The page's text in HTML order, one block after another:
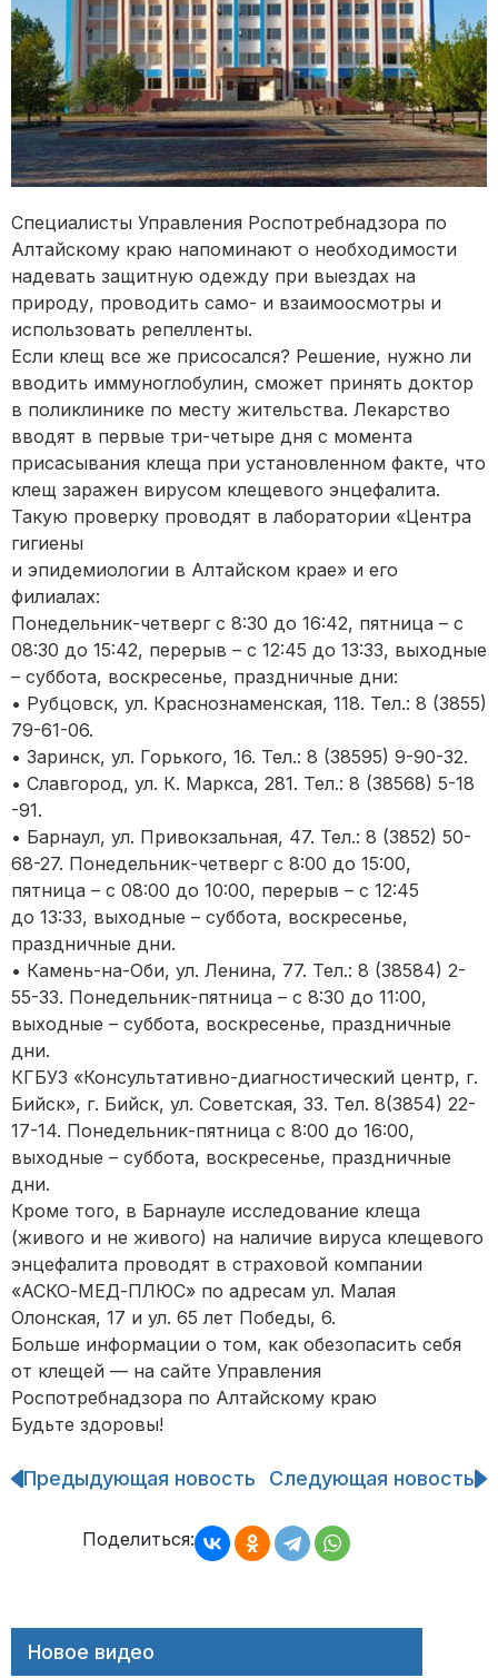
Специалисты Управления Роспотребнадзора по
Алтайскому краю напоминают о необходимости
надевать защитную одежду при выездах на
природу, проводить само- и взаимоосмотры и
использовать репелленты.
Если клещ все же присосался? Решение, нужно ли
вводить иммуноглобулин, сможет принять доктор
в поликлинике по месту жительства. Лекарство
вводят в первые три-четыре дня с момента
присасывания клеща при установленном факте, что
клещ заражен вирусом клещевого энцефалита.
Такую проверку проводят в лаборатории «Центра
гигиены
и эпидемиологии в Алтайском крае» и его
филиалах:
Понедельник-четверг с 8:30 до 16:42, пятница – с
08:30 до 15:42, перерыв – с 12:45 до 13:33, выходные
– суббота, воскресенье, праздничные дни:
• Рубцовск, ул. Краснознаменская, 118. Тел.: 8 (3855)
79-61-06.
• Заринск, ул. Горького, 16. Тел.: 8 (38595) 9-90-32.
• Славгород, ул. К. Маркса, 281. Тел.: 8 (38568) 5-18
-91.
• Барнаул, ул. Привокзальная, 47. Тел.: 8 (3852) 50-
68-27. Понедельник-четверг с 8:00 до 15:00,
пятница – с 08:00 до 10:00, перерыв – с 12:45
до 13:33, выходные – суббота, воскресенье,
праздничные дни.
• Камень-на-Оби, ул. Ленина, 77. Тел.: 8 (38584) 2-
55-33. Понедельник-пятница – с 8:30 до 11:00,
выходные – суббота, воскресенье, праздничные
дни.
КГБУЗ «Консультативно-диагностический центр, г.
Бийск», г. Бийск, ул. Советская, 33. Тел. 8(3854) 22-
17-14. Понедельник-пятница с 8:00 до 16:00,
выходные – суббота, воскресенье, праздничные
дни.
Кроме того, в Барнауле исследование клеща
(живого и не живого) на наличие вируса клещевого
энцефалита проводят в страховой компании
«АСКО-МЕД-ПЛЮС» по адресам ул. Малая
Олонская, 17 и ул. 65 лет Победы, 6.
Больше информации о том, как обезопасить себя
от клещей — на сайте Управления
Роспотребнадзора по Алтайскому краю
Будьте здоровы!
Навигация
записям
Предыдующая новость Следующая новость
Поделиться:
Новое видео